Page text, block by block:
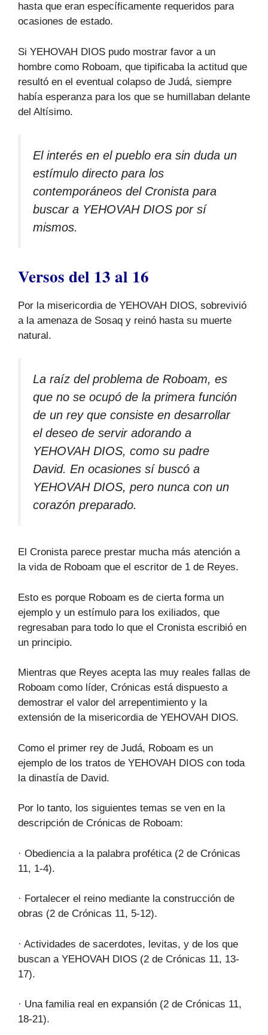
hasta que eran específicamente requeridos para
ocasiones de estado.
Si YEHOVAH DIOS pudo mostrar favor a un
hombre como Roboam, que tipificaba la actitud que
resultó en el eventual colapso de Judá, siempre
había esperanza para los que se humillaban delante
del Altísimo.
El interés en el pueblo era sin duda un
estímulo directo para los
contemporáneos del Cronista para
buscar a YEHOVAH DIOS por sí
mismos.
Versos del 13 al 16
Por la misericordia de YEHOVAH DIOS, sobrevivió
a la amenaza de Sosaq y reinó hasta su muerte
natural.
La raíz del problema de Roboam, es
que no se ocupó de la primera función
de un rey que consiste en desarrollar
el deseo de servir adorando a
YEHOVAH DIOS, como su padre
David. En ocasiones sí buscó a
YEHOVAH DIOS, pero nunca con un
corazón preparado.
El Cronista parece prestar mucha más atención a
la vida de Roboam que el escritor de 1 de Reyes.
Esto es porque Roboam es de cierta forma un
ejemplo y un estímulo para los exiliados, que
regresaban para todo lo que el Cronista escribió en
un principio.
Mientras que Reyes acepta las muy reales fallas de
Roboam como líder, Crónicas está dispuesto a
demostrar el valor del arrepentimiento y la
extensión de la misericordia de YEHOVAH DIOS.
Como el primer rey de Judá, Roboam es un
ejemplo de los tratos de YEHOVAH DIOS con toda
la dinastía de David.
Por lo tanto, los siguientes temas se ven en la
descripción de Crónicas de Roboam:
· Obediencia a la palabra profética (2 de Crónicas
11, 1-4).
· Fortalecer el reino mediante la construcción de
obras (2 de Crónicas 11, 5-12).
· Actividades de sacerdotes, levitas, y de los que
buscan a YEHOVAH DIOS (2 de Crónicas 11, 13-
17).
· Una familia real en expansión (2 de Crónicas 11,
18-21).